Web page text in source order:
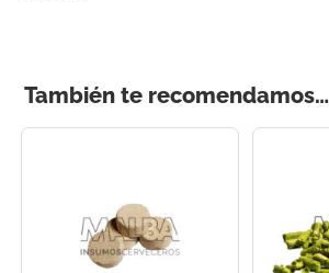
También te recomendamos…